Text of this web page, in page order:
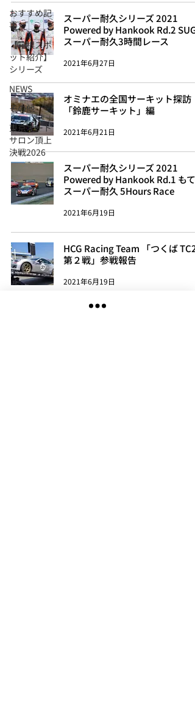
おすすめ記
事
【箱根スポ
ット紹介】
シリーズ
NEWS
その他
東京オート
サロン頂上
決戦2026
スーパー耐久シリーズ 2021
Powered by Hankook Rd.2
スーパー耐久3時間レース
2021年6月27日
オミナエの全国サーキット探訪：
「鈴鹿サーキット」編
2021年6月21日
スーパー耐久シリーズ 2021
Powered by Hankook Rd.1 もて
スーパー耐久 5Hours Race
2021年6月19日
HCG Racing Team 「つくば TC2
第２戦」参戦報告
2021年6月19日